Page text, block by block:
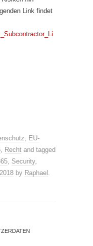
Link findet
, EU-
, Recht and tagged
, Security,
by Raphael .